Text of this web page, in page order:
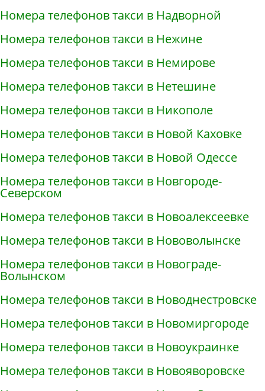
Номера телефонов такси в Надворной
Номера телефонов такси в Нежине
Номера телефонов такси в Немирове
Номера телефонов такси в Нетешине
Номера телефонов такси в Никополе
Номера телефонов такси в Новой Каховке
Номера телефонов такси в Новой Одессе
Номера телефонов такси в Новгороде-
Северском
Номера телефонов такси в Новоалексеевке
Номера телефонов такси в Нововолынске
Номера телефонов такси в Новограде-
Волынском
Номера телефонов такси в Новоднестровске
Номера телефонов такси в Новомиргороде
Номера телефонов такси в Новоукраинке
Номера телефонов такси в Новояворовске